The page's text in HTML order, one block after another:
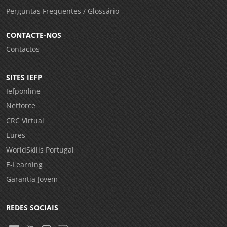
Perguntas Frequentes / Glossário
CONTACTE-NOS
Contactos
SITES IEFP
Iefponline
Netforce
CRC Virtual
Eures
WorldSkills Portugal
E-Learning
Garantia Jovem
REDES SOCIAIS